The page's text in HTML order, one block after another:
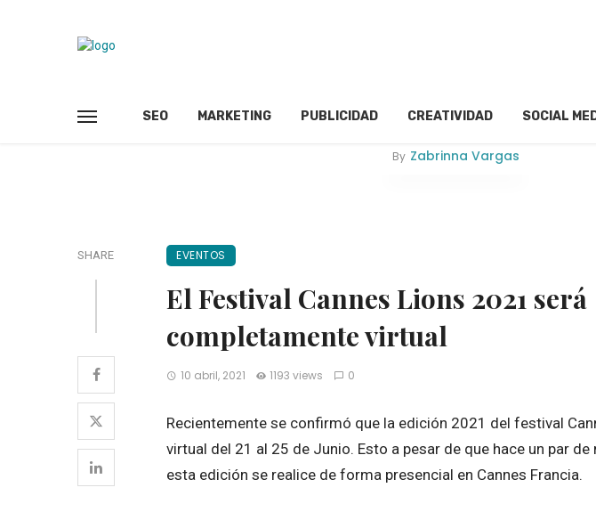
SEO MARKETING PUBLICIDAD CREATIVIDAD SOCIAL
By Zabrinna Vargas
SHARE EVENTOS
El Festival Cannes Lions 2021 será
completamente virtual
10 abril, 2021 1193 views 0
Recientemente se confirmó que la edición 2021 del festival
virtual del 21 al 25 de Junio. Esto a pesar de que hace un par
esta edición se realice de forma presencial en Cannes Francia.